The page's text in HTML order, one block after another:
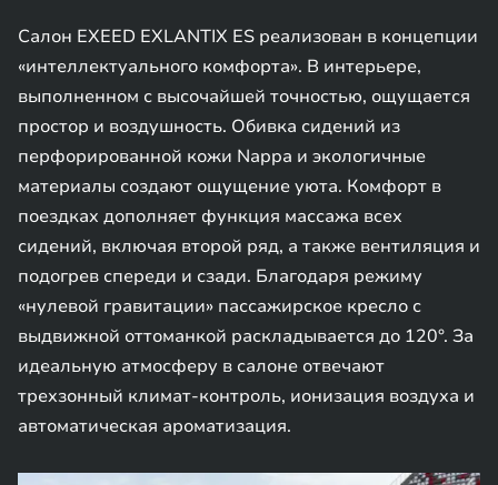
Салон EXEED EXLANTIX ES реализован в концепции
«интеллектуального комфорта». В интерьере,
выполненном с высочайшей точностью, ощущается
простор и воздушность. Обивка сидений из
перфорированной кожи Nappa и экологичные
материалы создают ощущение уюта. Комфорт в
поездках дополняет функция массажа всех
сидений, включая второй ряд, а также вентиляция и
подогрев спереди и сзади. Благодаря режиму
«нулевой гравитации» пассажирское кресло с
выдвижной оттоманкой раскладывается до 120°. За
идеальную атмосферу в салоне отвечают
трехзонный климат-контроль, ионизация воздуха и
автоматическая ароматизация.